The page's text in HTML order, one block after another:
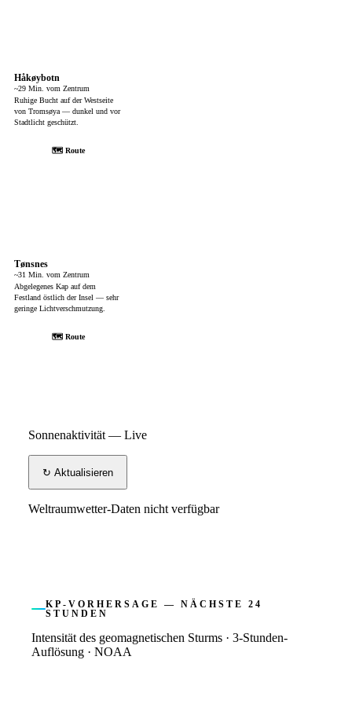
Håkøybotn
~29 Min. vom Zentrum
Ruhige Bucht auf der Westseite
von Tromsøya — dunkel und vor
Stadtlicht geschützt.
🗺 Route
Tønsnes
~31 Min. vom Zentrum
Abgelegenes Kap auf dem
Festland östlich der Insel — sehr
geringe Lichtverschmutzung.
🗺 Route
Sonnenaktivität — Live
↻ Aktualisieren
Weltraumwetter-Daten nicht verfügbar
KP-VORHERSAGE — NÄCHSTE 24
STUNDEN
Intensität des geomagnetischen Sturms · 3-Stunden-
Auflösung · NOAA